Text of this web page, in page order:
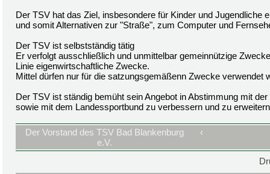
Der TSV hat das Ziel, insbesondere für Kinder und Jugendliche
und somit Alternativen zur "Straße", zum Computer und
Der TSV ist selbstständig tätig
Er verfolgt ausschließlich und unmittelbar gemeinnützige
Linie eigenwirtschaftliche Zwecke.
Mittel dürfen nur für die satzungsgemäßenn Zwecke verwendet
Der TSV ist ständig bemüht sein Angebot in Abstimmung mit
sowie mit dem Landessportbund zu verbessern und zu
Der Vorstand des TSV Bad Blankenburg
e.V.
‹